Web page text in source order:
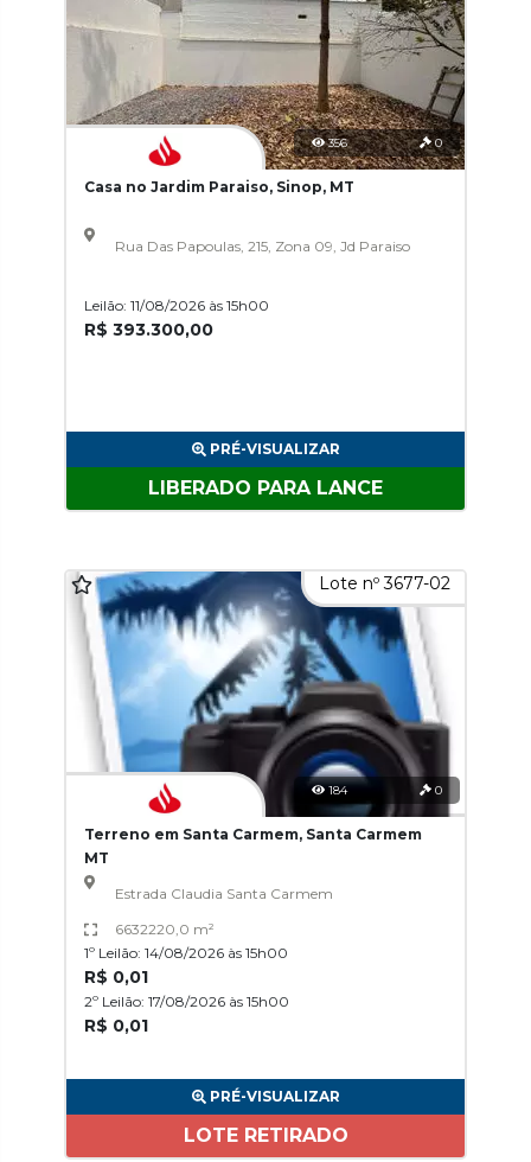
356 0
Casa no Jardim Paraiso, Sinop, MT
Rua Das Papoulas, 215, Zona 09, Jd Paraiso
Leilão: 11/08/2026 às 15h00
R$ 393.300,00
PRÉ-VISUALIZAR
LIBERADO PARA LANCE
Lote nº 3677-02
184 0
Terreno em Santa Carmem, Santa Carmem
MT
Estrada Claudia Santa Carmem
6632220,0 m²
1º Leilão: 14/08/2026 às 15h00
R$ 0,01
2º Leilão: 17/08/2026 às 15h00
R$ 0,01
PRÉ-VISUALIZAR
LOTE RETIRADO